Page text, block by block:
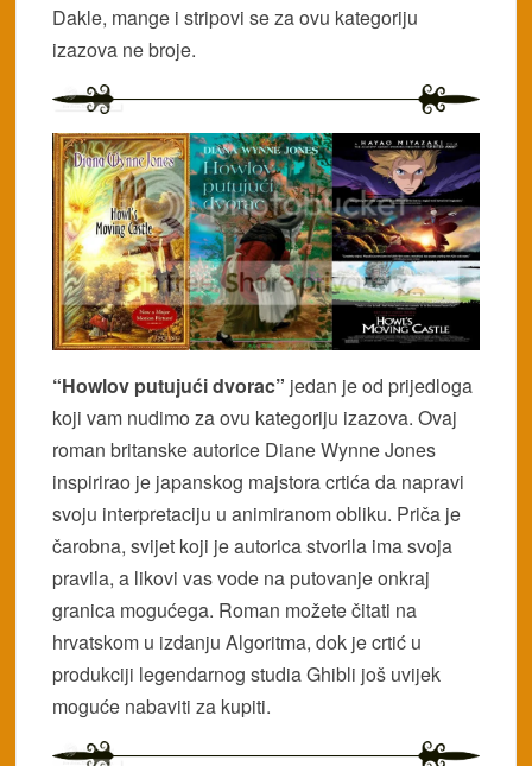
Dakle, mange i stripovi se za ovu kategoriju
izazova ne broje.
“Howlov putujući dvorac” jedan je od prijedloga
koji vam nudimo za ovu kategoriju izazova. Ovaj
roman britanske autorice Diane Wynne Jones
inspirirao je japanskog majstora crtića da napravi
svoju interpretaciju u animiranom obliku. Priča je
čarobna, svijet koji je autorica stvorila ima svoja
pravila, a likovi vas vode na putovanje onkraj
granica mogućega. Roman možete čitati na
hrvatskom u izdanju Algoritma, dok je crtić u
produkciji legendarnog studia Ghibli još uvijek
moguće nabaviti za kupiti.